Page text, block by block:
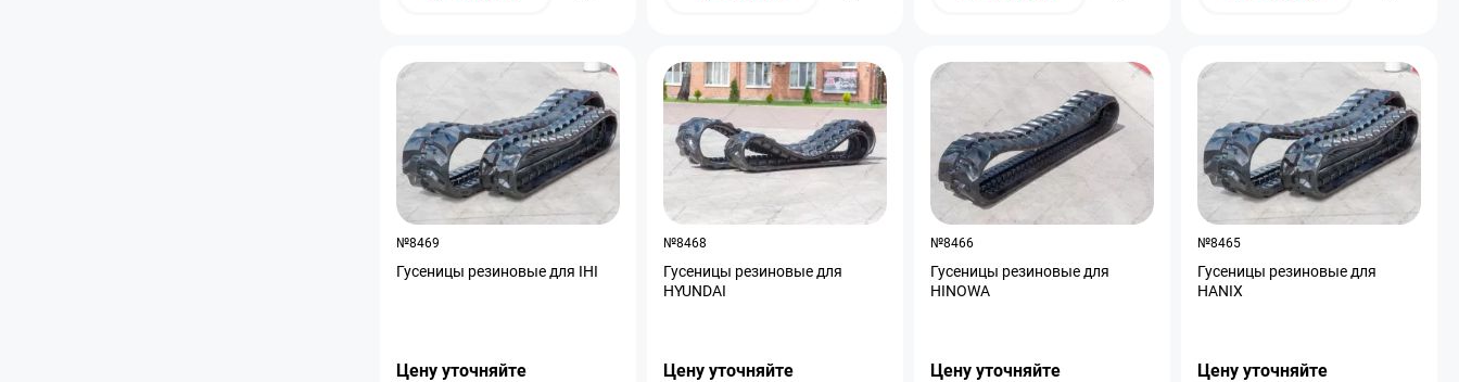
№8469
Гусеницы резиновые для IHI
Цену уточняйте
№8468
Гусеницы резиновые для
HYUNDAI
Цену уточняйте
№8466
Гусеницы резиновые для
HINOWA
Цену уточняйте
№8465
Гусеницы резиновые для
HANIX
Цену уточняйте